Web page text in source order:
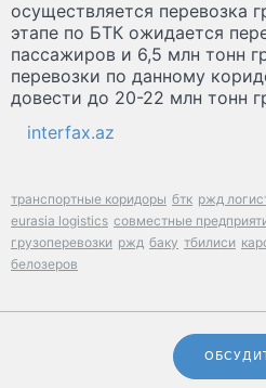
осуществляется перевозка
этапе по БТК ожидается
пассажиров и 6,5 млн тонн
перевозки по данному
довести до 20-22 млн тонн
interfax.az
транспортные коридоры бтк ржд
eurasia logistics совместные
грузоперевозки ржд баку тбилиси
белозеров